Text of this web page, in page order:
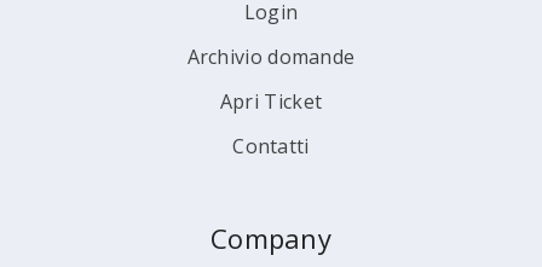
Login
Archivio domande
Apri Ticket
Contatti
Company